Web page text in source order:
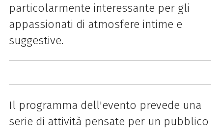
particolarmente interessante per gli
appassionati di atmosfere intime e
suggestive.
Il programma dell'evento prevede una
serie di attività pensate per un pubblico